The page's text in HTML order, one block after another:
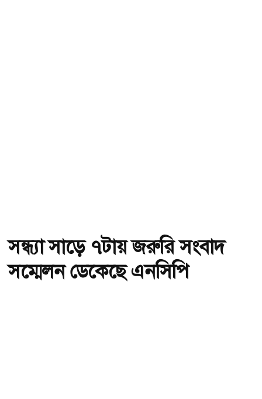
সন্ধ্যা সাড়ে ৭টায় জরুরি সংবাদ
সম্মেলন ডেকেছে এনসিপি